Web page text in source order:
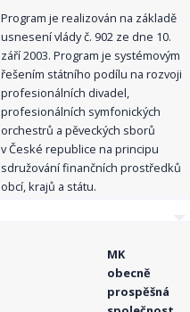
Program je realizován na základě
usnesení vlády č. 902 ze dne 10.
září 2003. Program je systémovým
řešením státního podílu na rozvoji
profesionálních divadel,
profesionálních symfonických
orchestrů a pěveckých sborů
v České republice na principu
sdružování finančních prostředků
obcí, krajů a státu.
MK
obecně
prospěšná